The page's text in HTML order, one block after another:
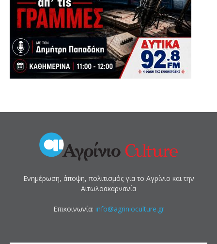
Ενημέρωση, άποψη, πολιτισμός για το Αγρίνιο και την
Αιτωλοακαρνανία
Επικοινωνία: info@agrinioculture.gr